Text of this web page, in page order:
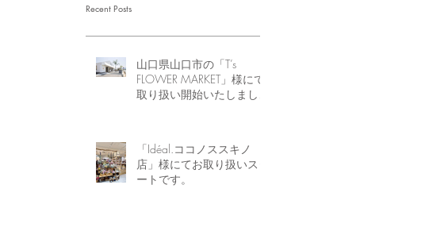
Recent Posts
山口県山口市の「T’s
FLOWER MARKET」様にて
取り扱い開始いたしまし
「Idéal.ココノススキノ
店」様にてお取り扱いスタ
ートです。